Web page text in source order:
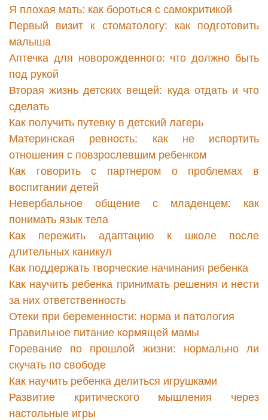
Я плохая мать: как бороться с самокритикой
Первый визит к стоматологу: как подготовить
малыша
Аптечка для новорожденного: что должно быть
под рукой
Вторая жизнь детских вещей: куда отдать и что
сделать
Как получить путевку в детский лагерь
Материнская ревность: как не испортить
отношения с повзрослевшим ребенком
Как говорить с партнером о проблемах в
воспитании детей
Невербальное общение с младенцем: как
понимать язык тела
Как пережить адаптацию к школе после
длительных каникул
Как поддержать творческие начинания ребенка
Как научить ребенка принимать решения и нести
за них ответственность
Отеки при беременности: норма и патология
Правильное питание кормящей мамы
Горевание по прошлой жизни: нормально ли
скучать по свободе
Как научить ребенка делиться игрушками
Развитие критического мышления через
настольные игры